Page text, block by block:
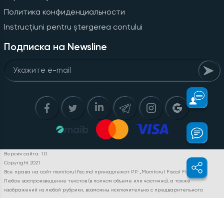
Политика конфиденциальности
Instrucțiuni pentru ștergerea contului
Подписка на Newsline
Версия сайта: 1.0
Copyright 2021
Все права на сайт monitorul.fisc.md принадлежат P.P. „Monitorul Fiscal FISC.MD”.
Любое воспроизведение текстов (в полном объеме или частично), а также
изображений из любой рубрики, возможны исключительно с предварительного